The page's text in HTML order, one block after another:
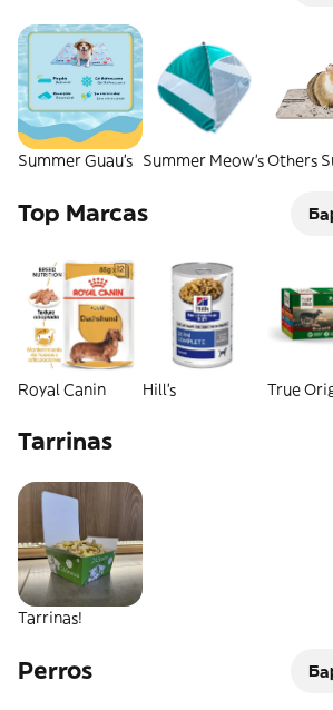
Summer Guau's Summer Meow'sOthers
Top Marcas
Royal Canin Hill's True
Tarrinas
Tarrinas!
Perros